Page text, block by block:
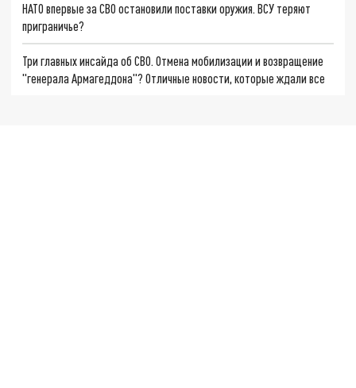
НАТО впервые за СВО остановили поставки оружия. ВСУ теряют
приграничье?
Три главных инсайда об СВО. Отмена мобилизации и возвращение
"генерала Армагеддона"? Отличные новости, которые ждали все